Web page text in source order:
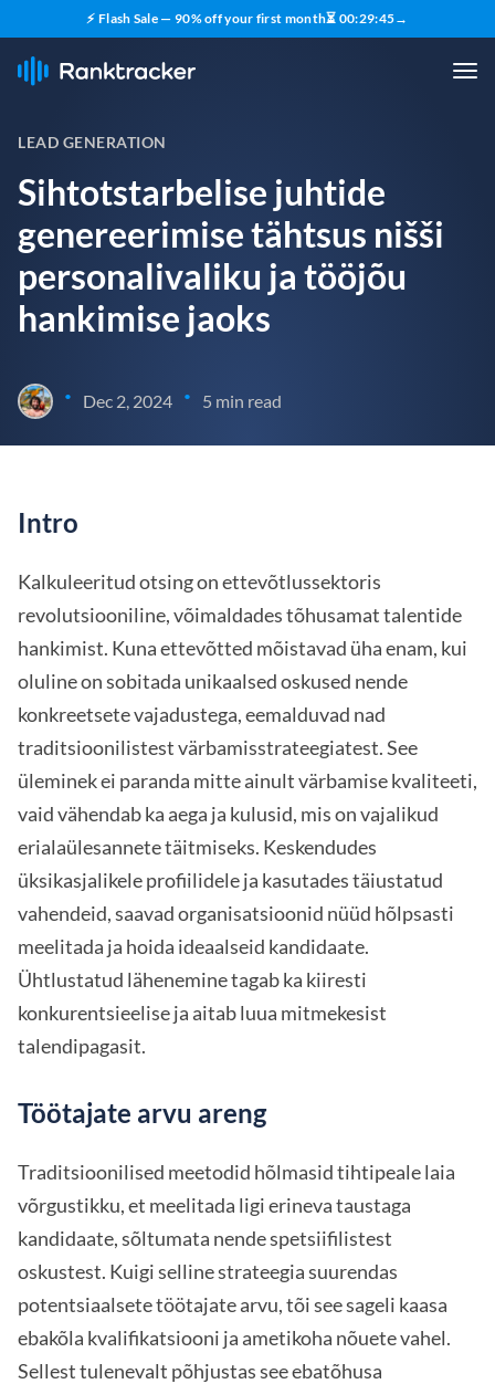
⚡ Flash Sale — 90% off your first month⏳ 00:29:44→
LEAD GENERATION
Sihtotstarbelise juhtide
genereerimise tähtsus nišši
personalivaliku ja tööjõu
hankimise jaoks
• Dec 2, 2024 • 5 min read
Intro
Kalkuleeritud otsing on ettevõtlussektoris
revolutsiooniline, võimaldades tõhusamat talentide
hankimist. Kuna ettevõtted mõistavad üha enam, kui
oluline on sobitada unikaalsed oskused nende
konkreetsete vajadustega, eemalduvad nad
traditsioonilistest värbamisstrateegiatest. See
üleminek ei paranda mitte ainult värbamise kvaliteeti,
vaid vähendab ka aega ja kulusid, mis on vajalikud
erialaülesannete täitmiseks. Keskendudes
üksikasjalikele profiilidele ja kasutades täiustatud
vahendeid, saavad organisatsioonid nüüd hõlpsasti
meelitada ja hoida ideaalseid kandidaate.
Ühtlustatud lähenemine tagab ka kiiresti
konkurentsieelise ja aitab luua mitmekesist
talendipagasit.
Töötajate arvu areng
Traditsioonilised meetodid hõlmasid tihtipeale laia
võrgustikku, et meelitada ligi erineva taustaga
kandidaate, sõltumata nende spetsiifilistest
oskustest. Kuigi selline strateegia suurendas
potentsiaalsete töötajate arvu, tõi see sageli kaasa
ebakõla kvalifikatsiooni ja ametikoha nõuete vahel.
Sellest tulenevalt põhjustas see ebatõhusa